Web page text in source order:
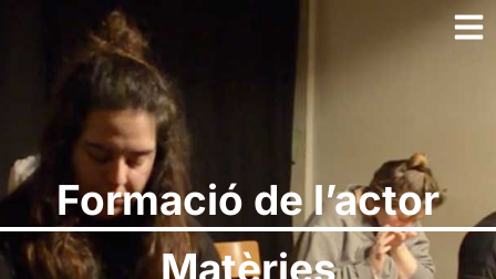
Formació de l’actor
Matèries